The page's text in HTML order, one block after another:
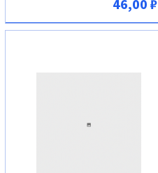
В корзину
46,00 ₽